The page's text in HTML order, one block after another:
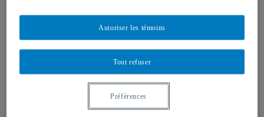
École supérieure de théâtre
Institut du patrimoine
Département de communication sociale et publique
École de langues
Département de didactique des langues
Département d'éducation et formation spécialisées
Tout refuser
Autoriser les témoins
Préférences